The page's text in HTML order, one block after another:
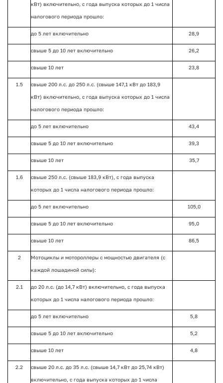
кВт) включительно, с года выпуска которых до 1 числа
налогового периода прошло:
до 5 лет включительно 28,9
свыше 5 до 10 лет включительно 26,2
свыше 10 лет 23,8
1.5 свыше 200 л.с. до 250 л.с. (свыше 147,1 кВт до 183,9
кВт) включительно, с года выпуска которых до 1 числа
налогового периода прошло:
до 5 лет включительно 43,4
свыше 5 до 10 лет включительно 39,3
свыше 10 лет 35,7
1.6 свыше 250 л.с. (свыше 183,9 кВт), с года выпуска
которых до 1 числа налогового периода прошло:
до 5 лет включительно 105,0
свыше 5 до 10 лет включительно 95,0
свыше 10 лет 86,5
2 Мотоциклы и мотороллеры с мощностью двигателя (с
каждой лошадиной силы):
2.1 до 20 л.с. (до 14,7 кВт) включительно, с года выпуска
которых до 1 числа налогового периода прошло:
до 5 лет включительно 5,8
свыше 5 до 10 лет включительно 5,2
свыше 10 лет 4,8
2.2 свыше 20 л.с. до 35 л.с. (свыше 14,7 кВт до 25,74 кВт)
включительно, с года выпуска которых до 1 числа